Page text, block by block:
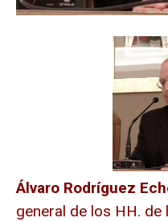
Álvaro Rodríguez
general de los HH. de